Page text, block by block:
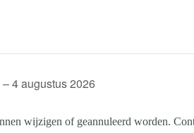
4 augustus 2026
wijzigen of geannuleerd worden.